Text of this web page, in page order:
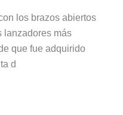
los brazos abiertos
lanzadores más
que fue adquirido
d